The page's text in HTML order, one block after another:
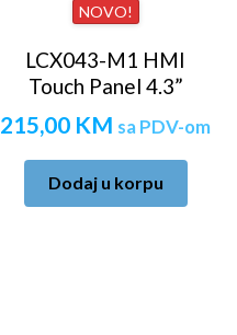
NOVO!
LCX043-M1 HMI
Touch Panel 4.3”
215,00 KM sa PDV-om
Dodaj u korpu